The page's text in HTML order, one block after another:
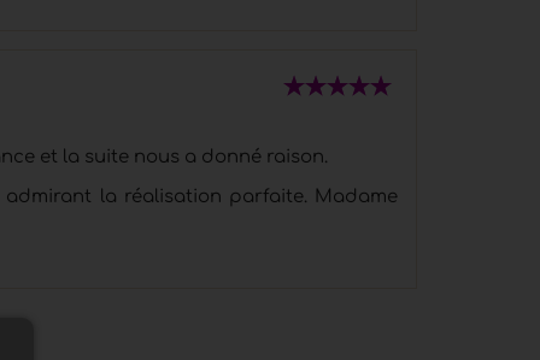
et la suite nous a donné raison.
la réalisation parfaite. Madame